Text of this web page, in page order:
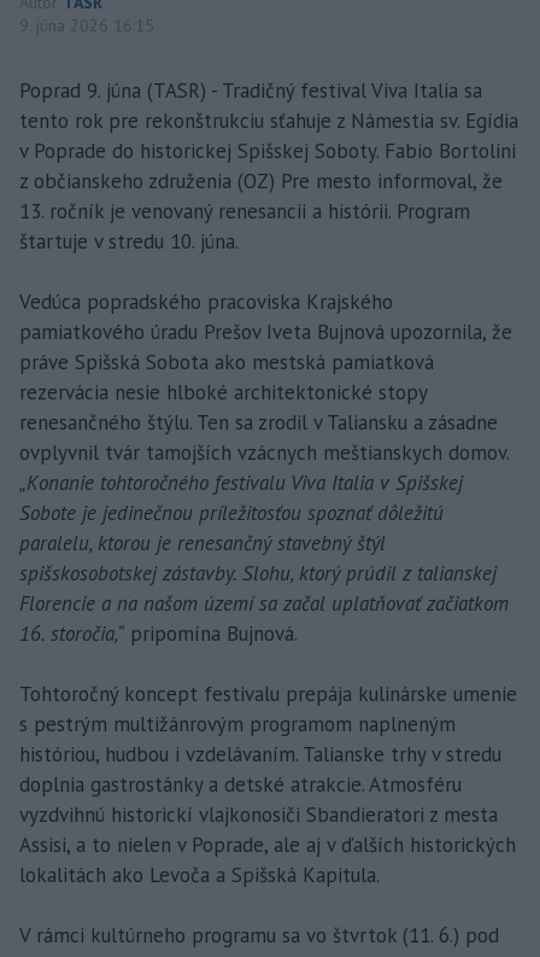
9. júna 2026 16:15
Poprad 9. júna (TASR) - Tradičný festival Viva Italia sa
tento rok pre rekonštrukciu sťahuje z Námestia sv. Egídia
v Poprade do historickej Spišskej Soboty. Fabio Bortolini
z občianskeho združenia (OZ) Pre mesto informoval, že
13. ročník je venovaný renesancii a histórii. Program
štartuje v stredu 10. júna.
Vedúca popradského pracoviska Krajského
pamiatkového úradu Prešov Iveta Bujnová upozornila, že
práve Spišská Sobota ako mestská pamiatková
rezervácia nesie hlboké architektonické stopy
renesančného štýlu. Ten sa zrodil v Taliansku a zásadne
ovplyvnil tvár tamojších vzácnych meštianskych domov.
„Konanie tohtoročného festivalu Viva Italia v Spišskej
Sobote je jedinečnou príležitosťou spoznať dôležitú
paralelu, ktorou je renesančný stavebný štýl
spišskosobotskej zástavby. Slohu, ktorý prúdil z talianskej
Florencie a na našom území sa začal uplatňovať začiatkom
16. storočia,“ pripomína Bujnová.
Tohtoročný koncept festivalu prepája kulinárske umenie
s pestrým multižánrovým programom naplneným
históriou, hudbou i vzdelávaním. Talianske trhy v stredu
doplnia gastrostánky a detské atrakcie. Atmosféru
vyzdvihnú historickí vlajkonosiči Sbandieratori z mesta
Assisi, a to nielen v Poprade, ale aj v ďalších historických
lokalitách ako Levoča a Spišská Kapitula.
V rámci kultúrneho programu sa vo štvrtok (11. 6.) pod